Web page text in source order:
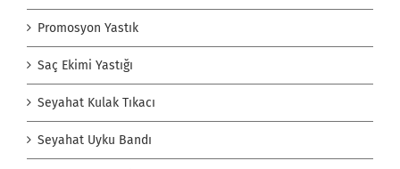
Promosyon Yastık
Saç Ekimi Yastığı
Seyahat Kulak Tıkacı
Seyahat Uyku Bandı